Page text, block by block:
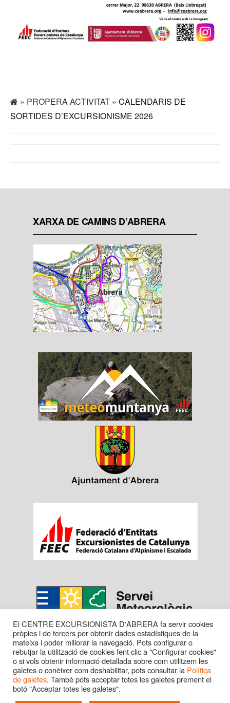
» PROPERA ACTIVITAT » CALENDARIS DE
SORTIDES D’EXCURSIONISME 2026
XARXA DE CAMINS D’ABRERA
Copyright © 2016 CENTRE EXC. D'ABRERA. Tots els
drets reservats.
El CENTRE EXCURSIONISTA D'ABRERA fa servir cookies
pròpies i de tercers per obtenir dades estadístiques de la
mateixa i poder millorar la navegació. Pots configurar o
rebutjar la utilització de cookies fent clic a "Configurar cookies"
o si vols obtenir informació detallada sobre com utilitzem les
galetes o conèixer com deshabilitar, pots consultar la Política
de galetes. També pots acceptar totes les galetes prement el
botó "Acceptar totes les galetes".